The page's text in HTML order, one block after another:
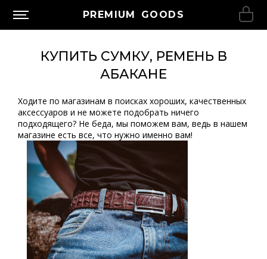
PREMIUM GOODS
КУПИТЬ СУМКУ, РЕМЕНЬ В
АБАКАНЕ
Ходите по магазинам в поисках хороших, качественных
аксессуаров и не можете подобрать ничего
подходящего? Не беда, мы поможем вам, ведь в нашем
магазине есть все, что нужно именно вам!